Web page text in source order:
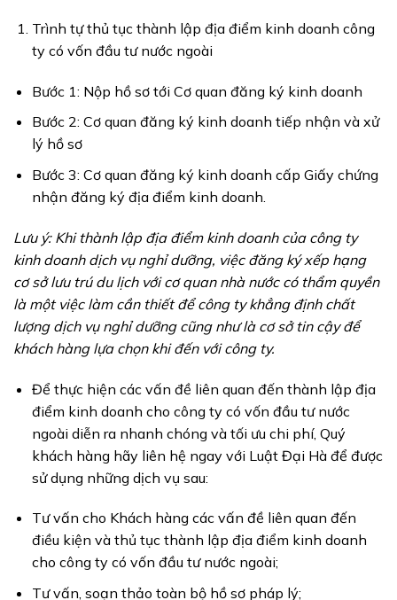
Trình tự thủ tục thành lập địa điểm kinh doanh công
ty có vốn đầu tư nước ngoài
Bước 1: Nộp hồ sơ tới Cơ quan đăng ký kinh doanh
Bước 2: Cơ quan đăng ký kinh doanh tiếp nhận và xử
lý hồ sơ
Bước 3: Cơ quan đăng ký kinh doanh cấp Giấy chứng
nhận đăng ký địa điểm kinh doanh.
Lưu ý: Khi thành lập địa điểm kinh doanh của công ty
kinh doanh dịch vụ nghỉ dưỡng, việc đăng ký xếp hạng
cơ sở lưu trú du lịch với cơ quan nhà nước có thẩm quyền
là một việc làm cần thiết để công ty khẳng định chất
lượng dịch vụ nghỉ dưỡng cũng như là cơ sở tin cậy để
khách hàng lựa chọn khi đến với công ty.
Để thực hiện các vấn đề liên quan đến thành lập địa
điểm kinh doanh cho công ty có vốn đầu tư nước
ngoài diễn ra nhanh chóng và tối ưu chi phí, Quý
khách hàng hãy liên hệ ngay với Luật Đại Hà để được
sử dụng những dịch vụ sau:
Tư vấn cho Khách hàng các vấn đề liên quan đến
điều kiện và thủ tục thành lập địa điểm kinh doanh
cho công ty có vốn đầu tư nước ngoài;
Tư vấn, soạn thảo toàn bộ hồ sơ pháp lý;